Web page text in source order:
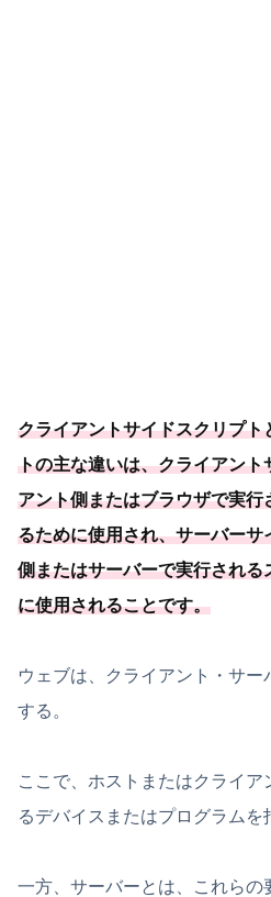
クライアントサイドスクリプ
トの主な違いは、クライアン
アント側またはブラウザで実
るために使用され、サーバー
側またはサーバーで実行され
に使用されることです。
ウェブは、クライアント・サ
する。
ここで、ホストまたはクライ
るデバイスまたはプログラムを
一方、サーバーとは、これらの